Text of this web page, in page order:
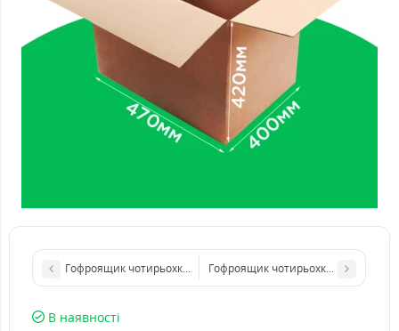
Гофроящик чотирьохклапанний 700*400*420 бурий (30 кг).
Гофроящик чотирьохклапанний
В наявності